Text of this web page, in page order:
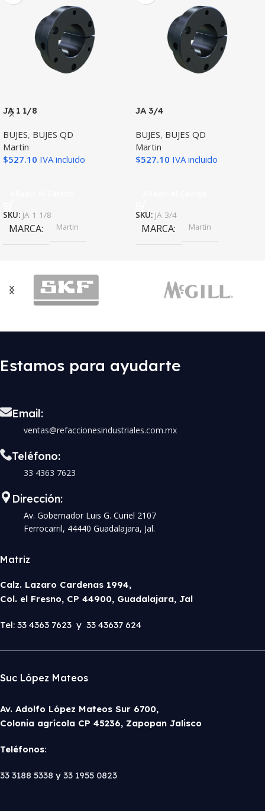
JA 1 1/8
BUJES, BUJES QD
Martin
$527.10 IVA incluido
SKU: JA 1 1/8
MARCA Martin
JA 3/4
BUJES, BUJES QD
Martin
$527.10 IVA incluido
SKU: JA 3/4
MARCA Martin
Estamos para ayudarte
Email:
ventas@refaccionesindustriales.com.mx
Teléfono:
33 4363 7623
Dirección:
Av. Gobernador Luis G. Curiel 2107
Ferrocarril, 44440 Guadalajara, Jal.
Matriz
Calz. Lazaro Cardenas 1994,
Col. el Fresno, CP 44900, Guadalajara, Jal
Tel: 33 4363 7623 y 33 43637 624
Suc López Mateos
Av. Adolfo López Mateos Sur 6700,
Colonia agrícola CP 45236, Zapopan Jalisco
Teléfonos:
33 3188 5338 y 33 1955 0823